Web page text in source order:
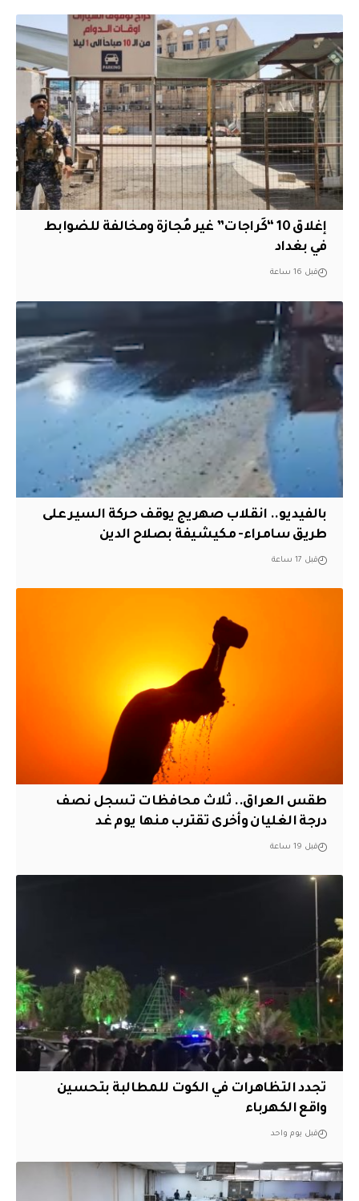
إغلاق 10 “كَراجات” غير مُجازة ومخالفة للضوابط
في بغداد
قبل 16 ساعة
بالفيديو.. انقلاب صهريج يوقف حركة السير على
طريق سامراء- مكيشيفة بصلاح الدين
قبل 17 ساعة
طقس العراق.. ثلاث محافظات تسجل نصف
درجة الغليان وأخرى تقترب منها يوم غد
قبل 19 ساعة
تجدد التظاهرات في الكوت للمطالبة بتحسين
واقع الكهرباء
قبل يوم واحد